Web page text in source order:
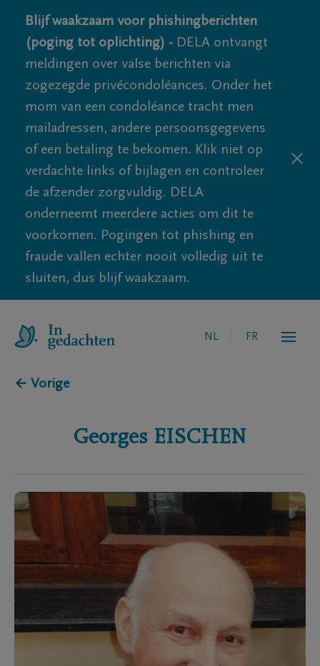
Blijf waakzaam voor phishingberichten
(poging tot oplichting) - DELA ontvangt
meldingen over valse berichten via
zogezegde privécondoléances. Onder het
mom van een condoléance tracht men
mailadressen, andere persoonsgegevens
of een betaling te bekomen. Klik niet op
verdachte links of bijlagen en controleer
de afzender zorgvuldig. DELA
onderneemt meerdere acties om dit te
voorkomen. Pogingen tot phishing en
fraude vallen echter nooit volledig uit te
sluiten, dus blijf waakzaam.
NL FR
← Vorige
Georges EISCHEN